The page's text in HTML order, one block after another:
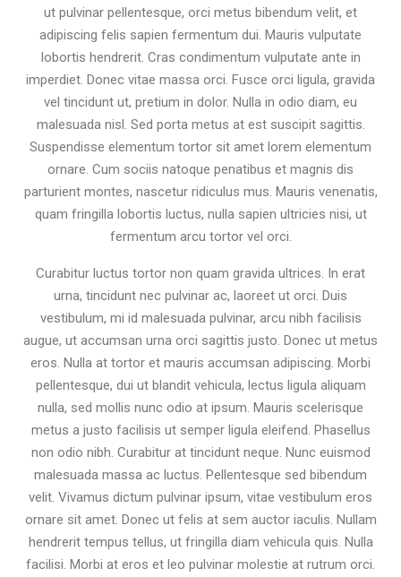
ut pulvinar pellentesque, orci metus bibendum velit, et
adipiscing felis sapien fermentum dui. Mauris vulputate
lobortis hendrerit. Cras condimentum vulputate ante in
imperdiet. Donec vitae massa orci. Fusce orci ligula, gravida
vel tincidunt ut, pretium in dolor. Nulla in odio diam, eu
malesuada nisl. Sed porta metus at est suscipit sagittis.
Suspendisse elementum tortor sit amet lorem elementum
ornare. Cum sociis natoque penatibus et magnis dis
parturient montes, nascetur ridiculus mus. Mauris venenatis,
quam fringilla lobortis luctus, nulla sapien ultricies nisi, ut
fermentum arcu tortor vel orci.
Curabitur luctus tortor non quam gravida ultrices. In erat
urna, tincidunt nec pulvinar ac, laoreet ut orci. Duis
vestibulum, mi id malesuada pulvinar, arcu nibh facilisis
augue, ut accumsan urna orci sagittis justo. Donec ut metus
eros. Nulla at tortor et mauris accumsan adipiscing. Morbi
pellentesque, dui ut blandit vehicula, lectus ligula aliquam
nulla, sed mollis nunc odio at ipsum. Mauris scelerisque
metus a justo facilisis ut semper ligula eleifend. Phasellus
non odio nibh. Curabitur at tincidunt neque. Nunc euismod
malesuada massa ac luctus. Pellentesque sed bibendum
velit. Vivamus dictum pulvinar ipsum, vitae vestibulum eros
ornare sit amet. Donec ut felis at sem auctor iaculis. Nullam
hendrerit tempus tellus, ut fringilla diam vehicula quis. Nulla
facilisi. Morbi at eros et leo pulvinar molestie at rutrum orci.